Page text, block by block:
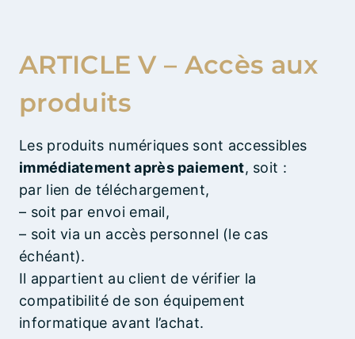
ARTICLE V – Accès aux
produits
Les produits numériques sont accessibles
immédiatement après paiement, soit :
par lien de téléchargement,
– soit par envoi email,
– soit via un accès personnel (le cas
échéant).
Il appartient au client de vérifier la
compatibilité de son équipement
informatique avant l’achat.